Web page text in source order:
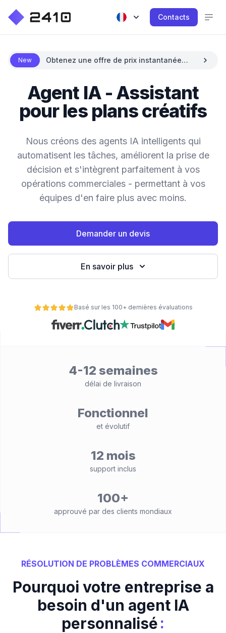
Contacts
New
Obtenez une offre de prix instantanée
Agent IA - Assistant
pour les plans créatifs
Nous créons des agents IA intelligents qui
automatisent les tâches, améliorent la prise de
décision et s'intègrent parfaitement à vos
opérations commerciales - permettant à vos
équipes d'en faire plus avec moins.
Demander un devis
En savoir plus
Basé sur les 100+ dernières évaluations
4-12 semaines
délai de livraison
Fonctionnel
et évolutif
12 mois
support inclus
100+
approuvé par des clients mondiaux
RÉSOLUTION DE PROBLÈMES COMMERCIAUX
Pourquoi votre entreprise a
besoin d'un agent IA
personnalisé: